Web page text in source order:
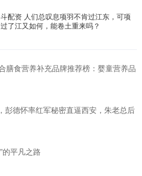
配资 人们总叹息项羽不肯过江东，可项
了江又如何，能卷土重来吗？
膳食营养补充品牌推荐榜：婴童营养品
彭德怀率红军秘密直逼西安，朱老总后
的平凡之路